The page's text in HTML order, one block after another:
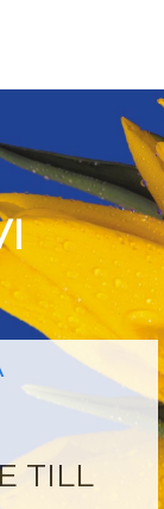
TILL